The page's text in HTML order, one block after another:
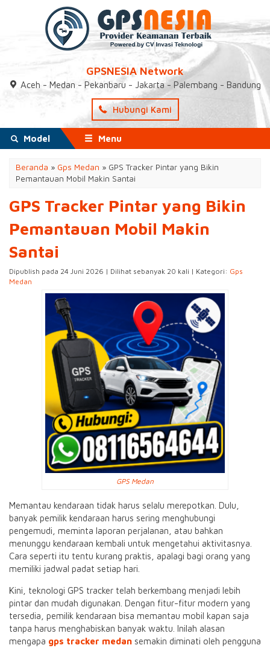
GPSNESIA Network
Aceh - Medan - Pekanbaru - Jakarta - Palembang - Bandung
Hubungi Kami
Model Menu
Beranda » Gps Medan » GPS Tracker Pintar yang Bikin
Pemantauan Mobil Makin Santai
GPS Tracker Pintar yang Bikin
Pemantauan Mobil Makin
Santai
Dipublish pada 24 Juni 2026 | Dilihat sebanyak 20 kali | Kategori: Gps
Medan
GPS Medan
Memantau kendaraan tidak harus selalu merepotkan. Dulu,
banyak pemilik kendaraan harus sering menghubungi
pengemudi, meminta laporan perjalanan, atau bahkan
menunggu kendaraan kembali untuk mengetahui aktivitasnya.
Cara seperti itu tentu kurang praktis, apalagi bagi orang yang
memiliki jadwal padat setiap hari.
Kini, teknologi GPS tracker telah berkembang menjadi lebih
pintar dan mudah digunakan. Dengan fitur-fitur modern yang
tersedia, pemilik kendaraan bisa memantau mobil kapan saja
tanpa harus menghabiskan banyak waktu. Inilah alasan
mengapa gps tracker medan semakin diminati oleh pengguna